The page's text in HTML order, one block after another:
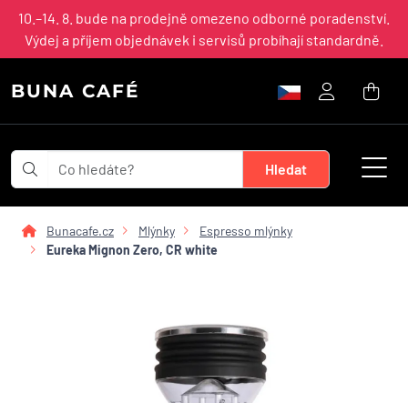
10.–14. 8. bude na prodejně omezeno odborné poradenství.
Výdej a příjem objednávek i servisů probíhají standardně.
BUNA CAFÉ
Bunacafe.cz Mlýnky
Espresso mlýnky
Eureka Mignon Zero, CR white